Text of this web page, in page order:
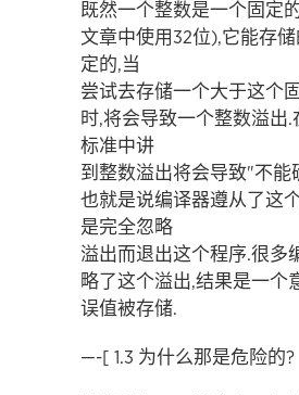
既然一个整数是一个固定
文章中使用32位),它能存
定的,当
尝试去存储一个大于这个
时,将会导致一个整数溢出.
标准中讲
到整数溢出将会导致"不能
也就是说编译器遵从了这
是完全忽略
溢出而退出这个程序.很多
略了这个溢出,结果是一个
误值被存储.
—-[ 1.3 为什么那是危险的?